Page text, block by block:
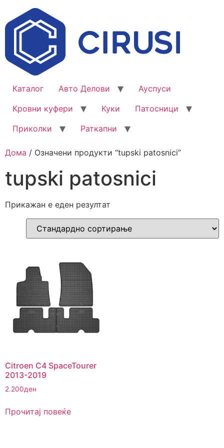
Каталог Авто Делови
Ауспуси
Кровни куфери
Куки
Патосници
Приколки
Раткапни
Дома / Означени продукти “tupski patosnici”
tupski patosnici
Прикажан е еден резултат
Citroen C4 SpaceTourer
2013-2019
2.200ден
Прочитај повеќе